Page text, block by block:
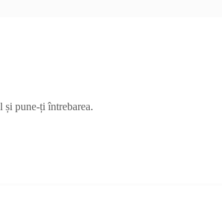
și pune-ți întrebarea.